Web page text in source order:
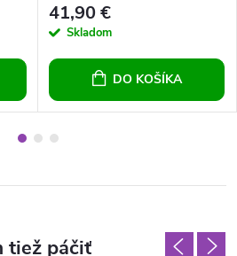
41,90 €
Skladom
DO KOŠÍKA